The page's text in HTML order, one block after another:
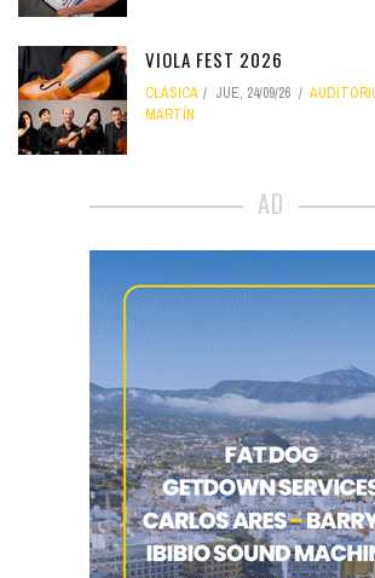
VIOLA FEST 2026
CLÁSICA JUE, 24/09/26
MARTÍN
AD